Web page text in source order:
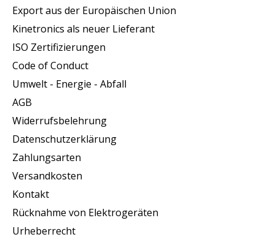
Export aus der Europäischen Union
Kinetronics als neuer Lieferant
ISO Zertifizierungen
Code of Conduct
Umwelt - Energie - Abfall
AGB
Widerrufsbelehrung
Datenschutzerklärung
Zahlungsarten
Versandkosten
Kontakt
Rücknahme von Elektrogeräten
Urheberrecht